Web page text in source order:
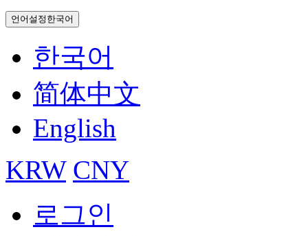
언어설정 한국어
한국어
简体中文
English
KRW CNY
로그인